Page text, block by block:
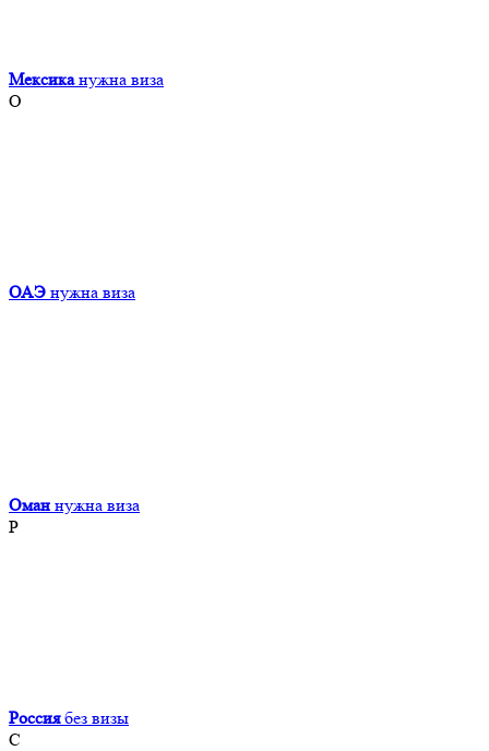
Мексика нужна виза
О
ОАЭ нужна виза
Оман нужна виза
Р
Россия без визы
С